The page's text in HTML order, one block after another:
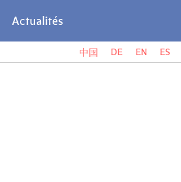
Actualités
中国 DE EN ES